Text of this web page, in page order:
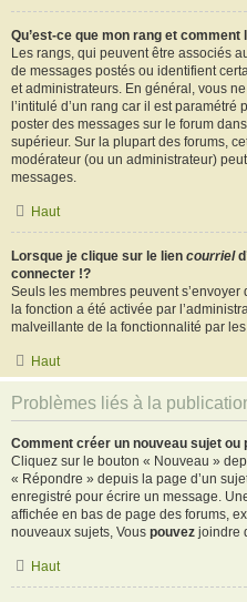
Qu’est-ce que mon rang et comment
Les rangs, qui peuvent être associés
de messages postés ou identifient
et administrateurs. En général, vous
l’intitulé d’un rang car il est
poster des messages sur le forum
supérieur. Sur la plupart des forums,
modérateur (ou un administrateur)
messages.
Haut
Lorsque je clique sur le lien courriel
connecter !?
Seuls les membres peuvent
la fonction a été activée par
malveillante de la fonctionnalité par
Haut
Problèmes liés à la
Comment créer un nouveau sujet ou
Cliquez sur le bouton « Nouveau »
« Répondre » depuis la page d’un
enregistré pour écrire un message.
affichée en bas de page des forums,
nouveaux sujets, Vous pouvez joindre
Haut